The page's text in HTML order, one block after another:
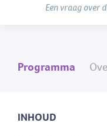
Een vraag over
Programma
INHOUD